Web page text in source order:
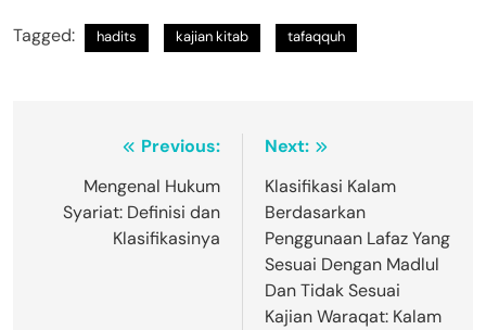
Tagged: hadits kajian kitab tafaqquh
NavigasiPrevious:
Mengenal Hukum
Syariat: Definisi dan
Klasifikasinya
Next:
Klasifikasi Kalam
Berdasarkan
Penggunaan Lafaz Yang
Sesuai Dengan Madlul
Dan Tidak Sesuai
Kajian Waraqat: Kalam